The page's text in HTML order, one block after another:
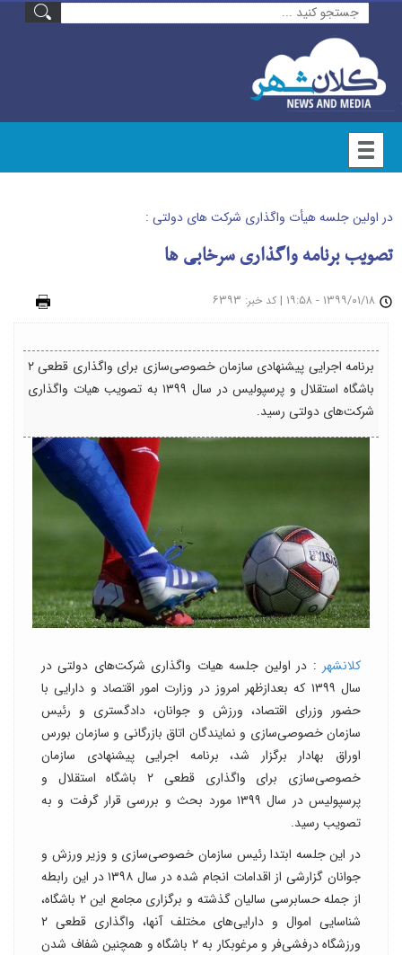
در اولین جلسه هیأت واگذاری شرکت های دولتی :
تصویب برنامه واگذاری سرخابی ها
| کد خبر: ۶۳۹۳
برنامه اجرایی پیشنهادی سازمان خصوصی‌سازی برای واگذاری قطعی ۲
باشگاه استقلال و پرسپولیس در سال ۱۳۹۹ به تصویب هیات واگذاری
شرکت‌های دولتی رسید.
کلانشهر : در اولین جلسه هیات‌ واگذاری شرکت‌های دولتی در
سال ۱۳۹۹ که بعدازظهر امروز در وزارت امور اقتصاد و دارایی با
حضور وزرای اقتصاد، ورزش و جوانان، دادگستری و رئیس
سازمان خصوصی‌سازی و نمایندگان اتاق بازرگانی و سازمان بورس
اوراق بهادار برگزار شد، برنامه اجرایی پیشنهادی سازمان
خصوصی‌سازی برای واگذاری قطعی ۲ باشگاه استقلال و
پرسپولیس در سال ۱۳۹۹ مورد بحث و بررسی قرار گرفت و به
تصویب رسید.
در این جلسه ابتدا رئیس سازمان خصوصی‌سازی و وزیر ورزش و
جوانان گزارشی از اقدامات انجام شده در سال ۱۳۹۸ در این رابطه
از جمله حسابرسی سالیان گذشته و برگزاری مجامع این ۲ باشگاه،
شناسایی اموال و دارایی‌های مختلف آنها، واگذاری قطعی ۲
ورزشگاه درفشی‌فر و مرغوبکار به ۲ باشگاه و همچنین شفاف شدن